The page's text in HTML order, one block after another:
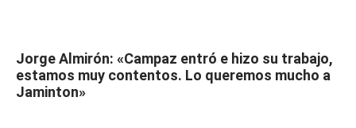
Jorge Almirón: «Campaz entró e hizo su trabajo,
estamos muy contentos. Lo queremos mucho a
Jaminton»